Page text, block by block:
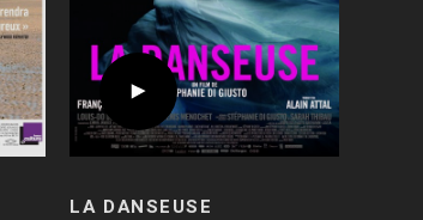
LA DANSEUSE